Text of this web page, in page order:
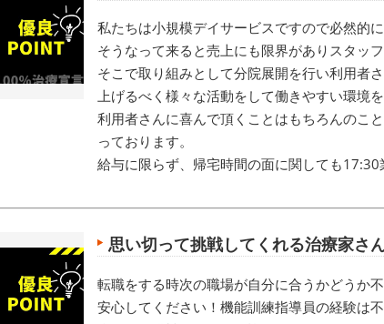
私たちは小規模デイサービスですので必然的
そうなって来ると売上にも限界がありスタッ
そこで取り組みとして分院展開を行い利用者
上げるべく様々な活動をして働きやすい環境
利用者さんに喜んで頂くことはもちろんのこ
っております。
給与に限らず、帰宅時間の面に関しても
思い切って挑戦してくれる治療家さ
転職をする時次の職場が自分に合うかどうか不
安心してください！機能訓練指導員の経験は